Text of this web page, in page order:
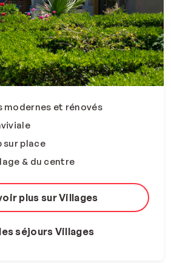
modernes et rénovés
sur place
& du centre
plus sur Villages
séjours Villages